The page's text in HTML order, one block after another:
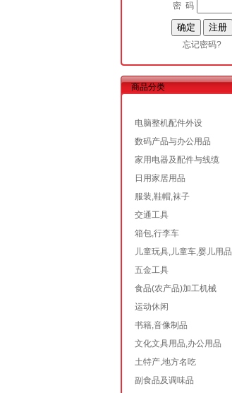
密 码
忘记密码?
商品分类
电脑整机配件外设
数码产品与办公用品
家用电器及配件与线缆
日用家居用品
服装,鞋帽,袜子
交通工具
箱包,行李车
儿童玩具,儿童车,婴儿用品
五金工具
食品(农产品)加工机械
运动休闲
书籍,音像制品
文化文具用品,办公用品
土特产,地方名吃
副食品及调味品